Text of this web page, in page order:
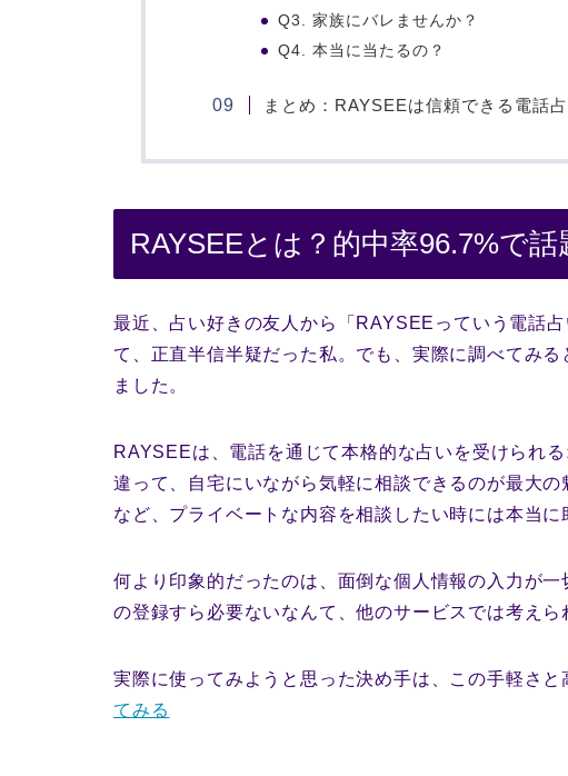
Q3. 家族にバレませんか？
Q4. 本当に当たるの？
まとめ：RAYSEEは信頼できる電話
RAYSEEとは？的中率96.7%で
最近、占い好きの友人から「RAYSEEっていう電話
て、正直半信半疑だった私。でも、実際に調べてみ
ました。
RAYSEEは、電話を通じて本格的な占いを受けられ
違って、自宅にいながら気軽に相談できるのが最大
など、プライベートな内容を相談したい時には本当に
何より印象的だったのは、面倒な個人情報の入力が
の登録すら必要ないなんて、他のサービスでは考えら
実際に使ってみようと思った決め手は、この手軽さ
てみる